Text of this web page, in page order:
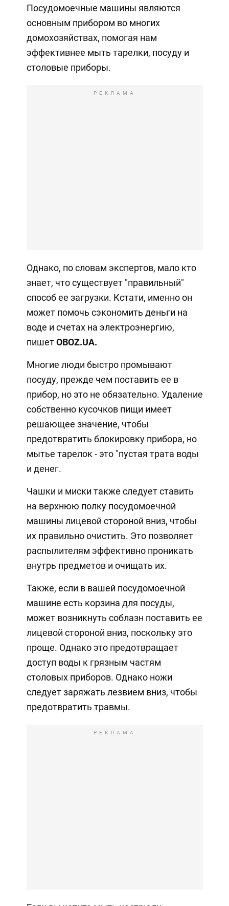
Посудомоечные машины являются
основным прибором во многих
домохозяйствах, помогая нам
эффективнее мыть тарелки, посуду и
столовые приборы.
РЕКЛАМА
Однако, по словам экспертов, мало кто
знает, что существует "правильный"
способ ее загрузки. Кстати, именно он
может помочь сэкономить деньги на
воде и счетах на электроэнергию,
пишетOBOZ.UA.
Многие люди быстро промывают
посуду, прежде чем поставить ее в
прибор, но это не обязательно. Удаление
собственно кусочков пищи имеет
решающее значение, чтобы
предотвратить блокировку прибора, но
мытье тарелок - это "пустая трата воды
и денег.
Чашки и миски также следует ставить
на верхнюю полку посудомоечной
машины лицевой стороной вниз, чтобы
их правильно очистить. Это позволяет
распылителям эффективно проникать
внутрь предметов и очищать их.
Также, если в вашей посудомоечной
машине есть корзина для посуды,
может возникнуть соблазн поставить ее
лицевой стороной вниз, поскольку это
проще. Однако это предотвращает
доступ воды к грязным частям
столовых приборов. Однако ножи
следует заряжать лезвием вниз, чтобы
предотвратить травмы.
РЕКЛАМА